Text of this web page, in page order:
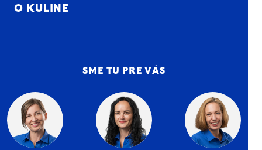
O KULINE
SME TU PRE VÁS